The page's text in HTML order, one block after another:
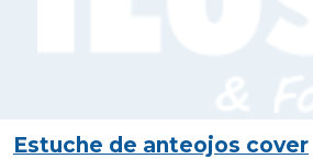
Estuche de anteojos cover